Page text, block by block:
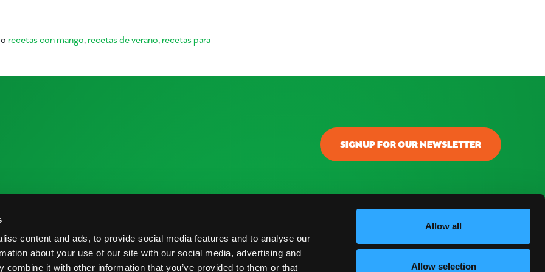
content and ads, to provide social media features and to analyse our
about your use of our site with our social media, advertising and
combine it with other information that you’ve provided to them or that
Allow all
Allow selection
recetas con mango, recetas de verano, recetas para
SIGNUP FOR OUR NEWSLETTER
la Industria
de Cosecha
Recursos de Investigación
Informe de Cosecha
Conectar
Blog